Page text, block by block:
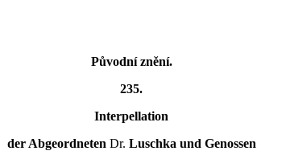
Původní znění.
235.
Interpellation
der Abgeordneten Dr. Luschka und Genossen